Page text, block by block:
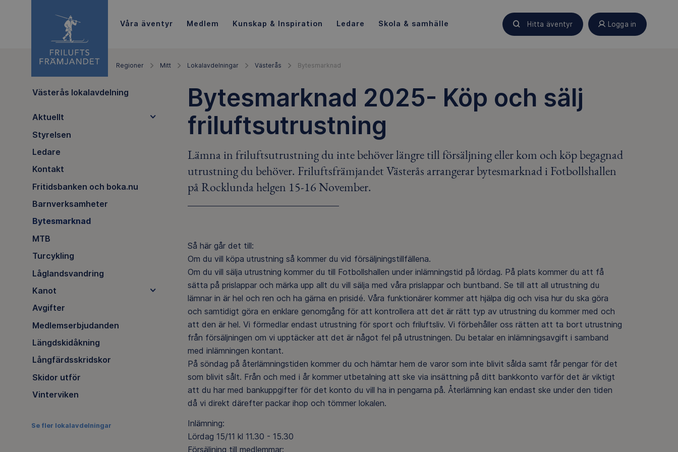
Våra äventyr Medlem Kunskap & Inspiration Ledare Skola & samhälle Hitta äventyr Logga in
Regioner Mitt Lokalavdelningar Västerås Bytesmarknad
Västerås lokalavdelning
Aktuellt
Styrelsen
Ledare
Kontakt
Fritidsbanken och boka.nu
Barnverksamheter
Bytesmarknad
MTB
Turcykling
Låglandsvandring
Kanot
Avgifter
Medlemserbjudanden
Längdskidåkning
Långfärdsskridskor
Skidor utför
Vinterviken
Se fler lokalavdelningar
Bytesmarknad 2025- Köp och sälj
friluftsutrustning
Lämna in friluftsutrustning du inte behöver längre till försäljning eller kom och köp begagnad
utrustning du behöver. Friluftsfrämjandet Västerås arrangerar bytesmarknad i Fotbollshallen
på Rocklunda helgen 15-16 November.
Så här går det till:
Om du vill köpa utrustning så kommer du vid försäljningstillfällena.
Om du vill sälja utrustning kommer du till Fotbollshallen under inlämningstid på lördag. På plats kommer du att få
sätta på prislappar och märka upp allt du vill sälja med våra prislappar och buntband. Se till att all utrustning du
lämnar in är hel och ren och ha gärna en prisidé. Våra funktionärer kommer att hjälpa dig och visa hur du ska göra
och samtidigt göra en enklare genomgång för att kontrollera att det är rätt typ av utrustning du kommer med och
att den är hel. Vi förmedlar endast utrustning för sport och friluftsliv. Vi förbehåller oss rätten att ta bort utrustning
från försäljningen om vi upptäcker att det är något fel på utrustningen. Du betalar en inlämningsavgift i samband
med inlämningen kontant.
På söndag på återlämningstiden kommer du och hämtar hem de varor som inte blivit sålda samt får pengar för det
som blivit sålt. Från och med i år kommer utbetalning att ske via insättning på ditt bankkonto varför det är viktigt
att du har med bankuppgifter för det konto du vill ha in pengarna på. Återlämning kan endast ske under den tiden
då vi direkt därefter packar ihop och tömmer lokalen.
Inlämning:
Lördag 15/11 kl 11.30 - 15.30
Försäljning till medlemmar: